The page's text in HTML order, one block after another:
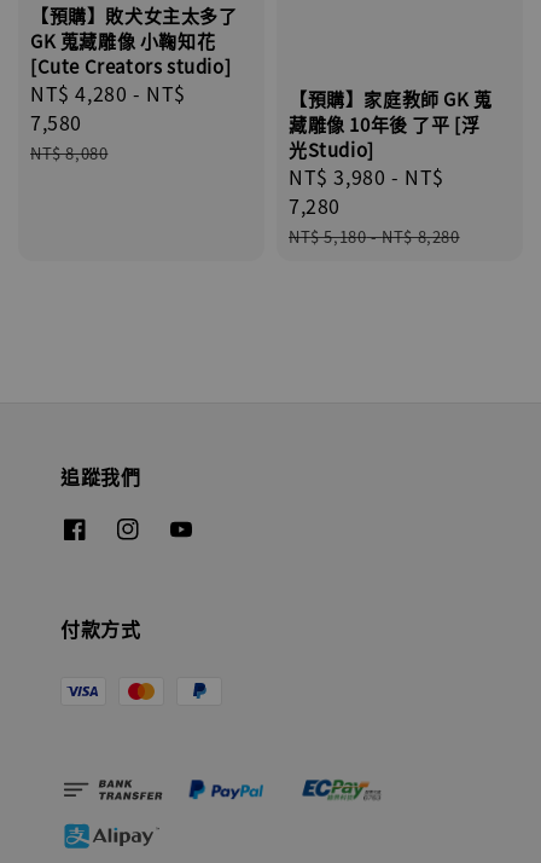
【預購】敗犬女主太多了
GK 蒐藏雕像 小鞠知花
[Cute Creators studio]
Sale
price
NT$ 4,280 - NT$
7,580
Regular
NT$ 8,080
【預購】家庭教師 GK 蒐
藏雕像 10年後 了平 [浮
光Studio]
Sale
price
NT$ 3,980 - NT$
7,280
Regular
NT$ 5,180-NT$ 8,280
追蹤我們
付款方式